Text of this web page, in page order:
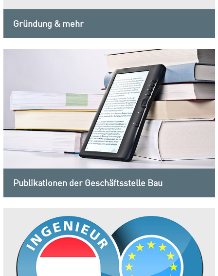
Gründung & mehr
Publikationen der Geschäftsstelle Bau